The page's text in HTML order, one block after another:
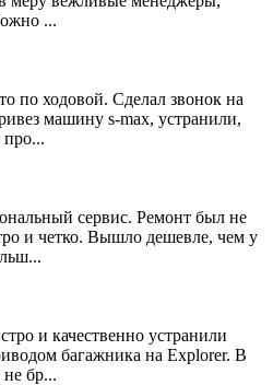
...
по ходовой. Сделал звонок на
машину s-max, устранили,
про...
сервис. Ремонт был не
и четко. Вышло дешевле, чем у
и качественно устранили
багажника на Explorer. В
не бр...